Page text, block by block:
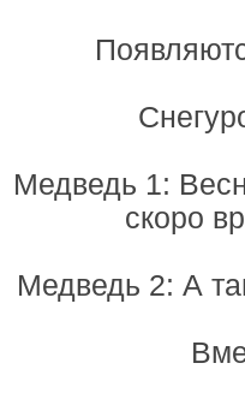
Медведь 1:
скоро
Медведь 2: А